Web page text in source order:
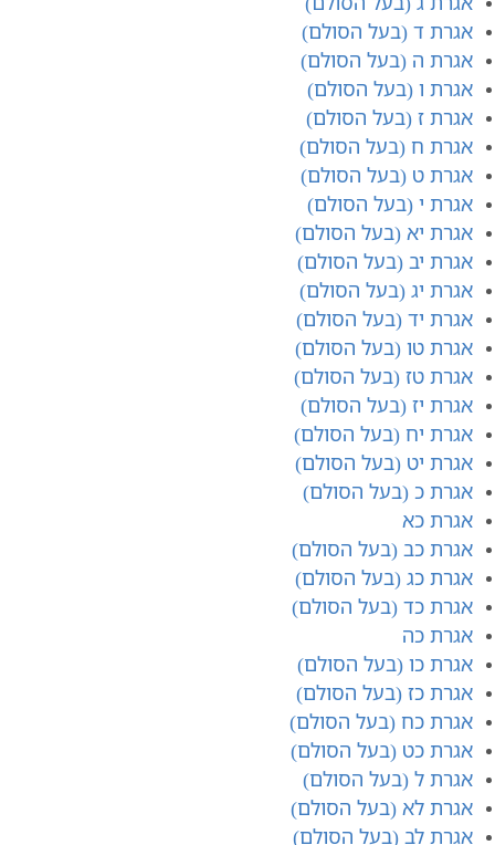
אגרת ד (בעל הסולם)
אגרת ה (בעל הסולם)
אגרת ו (בעל הסולם)
אגרת ז (בעל הסולם)
אגרת ח (בעל הסולם)
אגרת ט (בעל הסולם)
אגרת י (בעל הסולם)
אגרת יא (בעל הסולם)
אגרת יב (בעל הסולם)
אגרת יג (בעל הסולם)
אגרת יד (בעל הסולם)
אגרת טו (בעל הסולם)
אגרת טז (בעל הסולם)
אגרת יז (בעל הסולם)
אגרת יח (בעל הסולם)
אגרת יט (בעל הסולם)
אגרת כ (בעל הסולם)
אגרת כא
אגרת כב (בעל הסולם)
אגרת כג (בעל הסולם)
אגרת כד (בעל הסולם)
אגרת כה
אגרת כו (בעל הסולם)
אגרת כז (בעל הסולם)
אגרת כח (בעל הסולם)
אגרת כט (בעל הסולם)
אגרת ל (בעל הסולם)
אגרת לא (בעל הסולם)
אגרת לב (בעל הסולם)